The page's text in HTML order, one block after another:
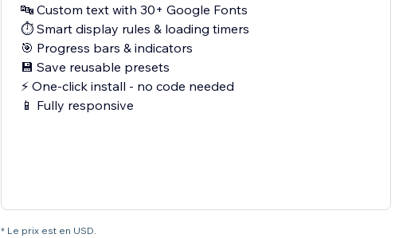
🔤 Custom text with 30+ Google Fonts
⏱️ Smart display rules & loading timers
🎯 Progress bars & indicators
💾 Save reusable presets
⚡ One-click install - no code needed
📱 Fully responsive
* Le prix est en USD.